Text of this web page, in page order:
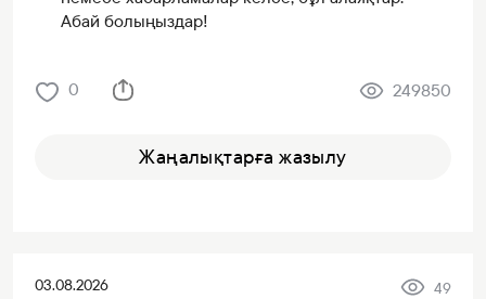
Абай болыңыздар!
0 249850
Жаңалықтарға жазылу
03.08.2026
49